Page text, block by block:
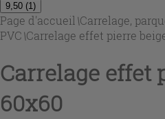
9,50 (1)
Page d'accueil \Carrelage,
PVC\Carrelage effet pierre
Carrelage effet
60x60